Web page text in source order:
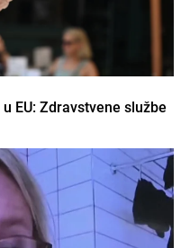
EU: Zdravstvene službe